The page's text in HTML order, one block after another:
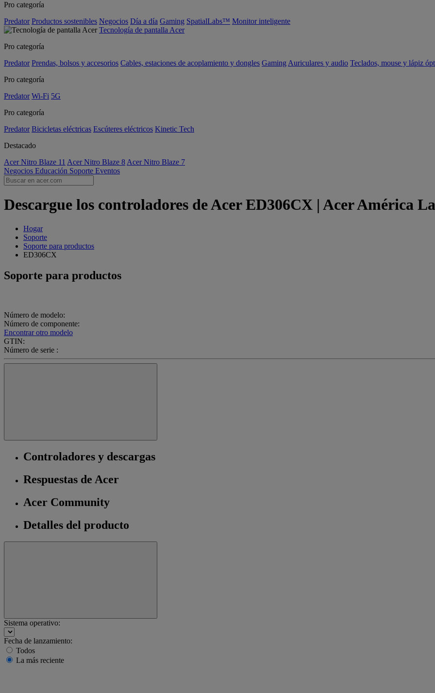
Pro categoría
Predator Productos sostenibles Negocios Día a día Gaming SpatialLabs™ Monitor inteligente
Tecnología de pantalla Acer
Pro categoría
Predator Prendas, bolsos y accesorios Cables, estaciones de acoplamiento y dongles Gaming Auriculares y audio Teclados, mouse y lápiz
Pro categoría
Predator Wi-Fi 5G
Pro categoría
Predator Bicicletas eléctricas Escúteres eléctricos Kinetic Tech
Destacado
Acer Nitro Blaze 11 Acer Nitro Blaze 8 Acer Nitro Blaze 7
Negocios Educación Soporte Eventos
Descargue los controladores de Acer ED306CX | Acer América
Hogar
Soporte
Soporte para productos
ED306CX
Soporte para productos
Número de modelo:
Número de componente:
Encontrar otro modelo
GTIN:
Número de serie :
Controladores y descargas
Respuestas de Acer
Acer Community
Detalles del producto
Sistema operativo:
Fecha de lanzamiento:
Todos
La más reciente